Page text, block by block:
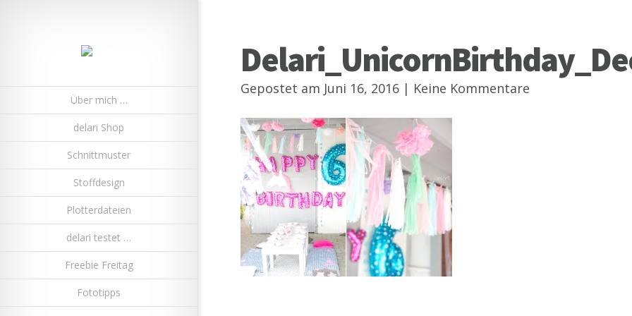
Über mich …
delari Shop
Schnittmuster
Stoffdesign
Plotterdateien
delari testet …
Freebie Freitag
Fototipps
Gepostet am Juni 16, 2016 | Keine Kommentare